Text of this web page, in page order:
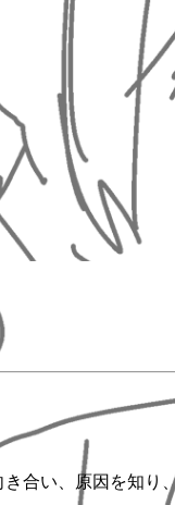
合い、原因を知り